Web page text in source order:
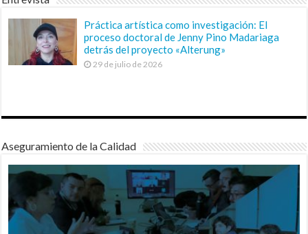
Práctica artística como investigación: El
proceso doctoral de Jenny Pino Madariaga
detrás del proyecto «Alterung»
29 de julio de 2026
Aseguramiento de la Calidad